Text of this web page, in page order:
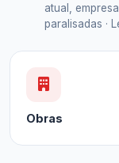
atual,
paralisadas ·
Obras